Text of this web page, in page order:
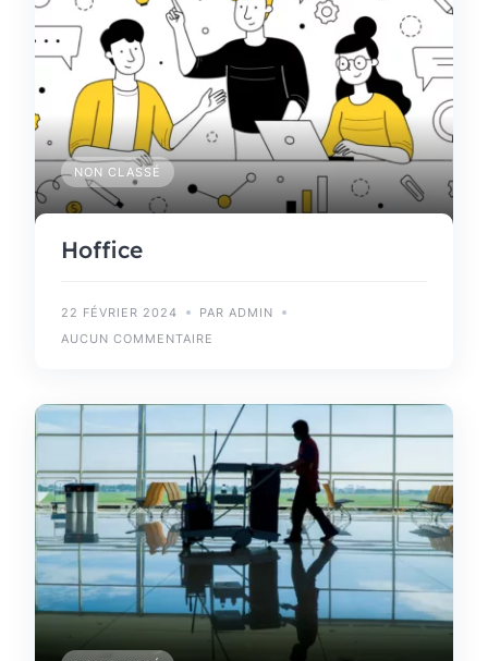
NON CLASSÉ
Hoffice
22 FÉVRIER 2024
PAR ADMIN
AUCUN COMMENTAIRE